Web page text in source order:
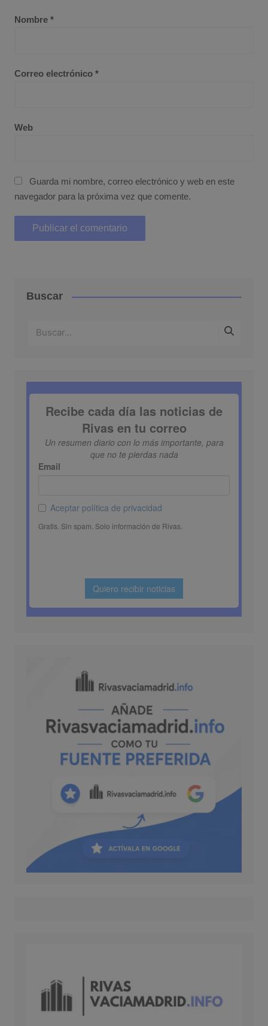
Nombre *
Correo electrónico *
Web
Guarda mi nombre, correo electrónico y web en este
navegador para la próxima vez que comente.
Buscar